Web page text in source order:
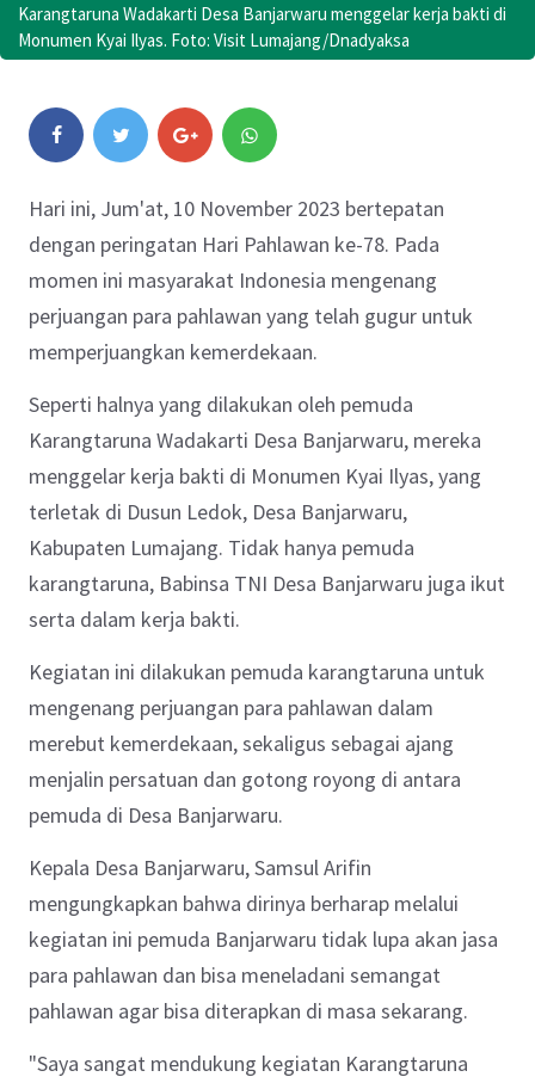
Karangtaruna Wadakarti Desa Banjarwaru menggelar kerja bakti di
Monumen Kyai Ilyas. Foto: Visit Lumajang/Dnadyaksa
Hari ini, Jum'at, 10 November 2023 bertepatan
dengan peringatan Hari Pahlawan ke-78. Pada
momen ini masyarakat Indonesia mengenang
perjuangan para pahlawan yang telah gugur untuk
memperjuangkan kemerdekaan.
Seperti halnya yang dilakukan oleh pemuda
Karangtaruna Wadakarti Desa Banjarwaru, mereka
menggelar kerja bakti di Monumen Kyai Ilyas, yang
terletak di Dusun Ledok, Desa Banjarwaru,
Kabupaten Lumajang. Tidak hanya pemuda
karangtaruna, Babinsa TNI Desa Banjarwaru juga ikut
serta dalam kerja bakti.
Kegiatan ini dilakukan pemuda karangtaruna untuk
mengenang perjuangan para pahlawan dalam
merebut kemerdekaan, sekaligus sebagai ajang
menjalin persatuan dan gotong royong di antara
pemuda di Desa Banjarwaru.
Kepala Desa Banjarwaru, Samsul Arifin
mengungkapkan bahwa dirinya berharap melalui
kegiatan ini pemuda Banjarwaru tidak lupa akan jasa
para pahlawan dan bisa meneladani semangat
pahlawan agar bisa diterapkan di masa sekarang.
"Saya sangat mendukung kegiatan Karangtaruna